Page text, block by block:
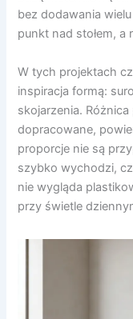
bez dodawania
punkt nad stołem,
W tych projektach
inspiracja formą:
skojarzenia.
dopracowane,
proporcje nie są
szybko wychodzi,
nie wygląda
przy świetle